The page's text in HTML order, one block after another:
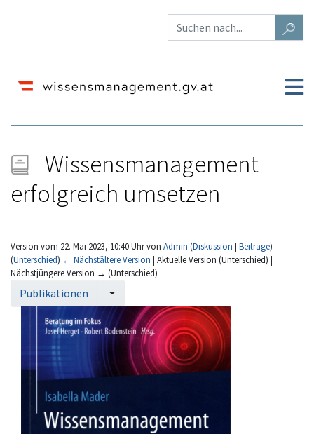
Wissensmanagement
erfolgreich umsetzen
Version vom 22. Mai 2023, 10:40 Uhr von Admin (Diskussion | Beiträge)
(Unterschied) ← Nächstältere Version | Aktuelle Version (Unterschied) |
Nächstjüngere Version → (Unterschied)
Wechseln zu:
Publikationen